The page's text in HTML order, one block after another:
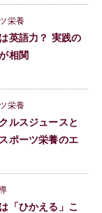
栄養
英語力？ 実践の
相関
栄養
ルスジュースと
ポーツ栄養のエ
「ひかえる」こ